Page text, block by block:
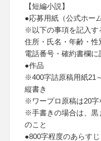
【短編小説】
●応募用紙（公式ホー
※以下の事項を記入す
住所・氏名・年齢・性
電話番号・確約書欄に
●作品
※400字詰原稿用紙21
縦書き
※ワープロ原稿は20字
※手書きの場合は、黒
のこと
●800字程度のあらすじ